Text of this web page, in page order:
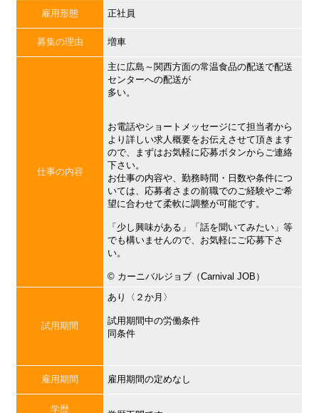
雇用形態 正社員
募集の理由 増車
仕事の内容
主に広島～関西方面の常温食品の配送で配送
センターへの配送が
多い。
お電話やショートメッセージにて担当者から
より詳しい求人概要をお伝えさせて頂きます
ので、まずはお気軽に応募ボタンからご連絡
下さい。
お仕事の内容や、勤務時間・日数や条件につ
いては、応募者さまの前職でのご経験やご希
望に合わせて柔軟に調整が可能です。
「少し興味がある」「話を聞いてみたい」等
でも構いませんので、お気軽にご応募下さ
い。
©︎ カーニバルジョブ（Carnival JOB）
試用期間
あり〈２か月〉
試用期間中の労働条件
同条件
雇用期間 雇用期間の定めなし
学歴